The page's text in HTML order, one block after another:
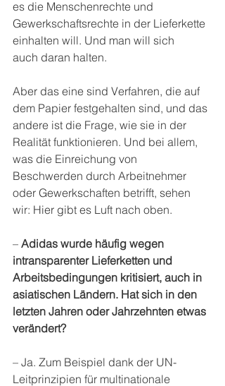
es die Menschenrechte und
Gewerkschaftsrechte in der Lieferkette
einhalten will. Und man will sich
auch daran halten.
Aber das eine sind Verfahren, die auf
dem Papier festgehalten sind, und das
andere ist die Frage, wie sie in der
Realität funktionieren. Und bei allem,
was die Einreichung von
Beschwerden durch Arbeitnehmer
oder Gewerkschaften betrifft, sehen
wir: Hier gibt es Luft nach oben.
– Adidas wurde häufig wegen
intransparenter Lieferketten und
Arbeitsbedingungen kritisiert, auch in
asiatischen Ländern. Hat sich in den
letzten Jahren oder Jahrzehnten etwas
verändert?
– Ja. Zum Beispiel dank der UN-
Leitprinzipien für multinationale